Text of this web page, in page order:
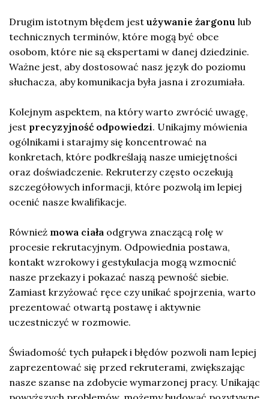
Drugim istotnym błędem jest używanie żargonu lub
technicznych terminów, które mogą być obce
osobom, które nie są ekspertami w danej dziedzinie.
Ważne jest, aby dostosować nasz język do poziomu
słuchacza, aby komunikacja była jasna i zrozumiała.
Kolejnym aspektem, na który warto zwrócić uwagę,
jest precyzyjność odpowiedzi. Unikajmy mówienia
ogólnikami i starajmy się koncentrować na
konkretach, które podkreślają nasze umiejętności
oraz doświadczenie. Rekruterzy często oczekują
szczegółowych informacji, które pozwolą im lepiej
ocenić nasze kwalifikacje.
Również mowa ciała odgrywa znaczącą rolę w
procesie rekrutacyjnym. Odpowiednia postawa,
kontakt wzrokowy i gestykulacja mogą wzmocnić
nasze przekazy i pokazać naszą pewność siebie.
Zamiast krzyżować ręce czy unikać spojrzenia, warto
prezentować otwartą postawę i aktywnie
uczestniczyć w rozmowie.
Świadomość tych pułapek i błędów pozwoli nam lepiej
zaprezentować się przed rekruterami, zwiększając
nasze szanse na zdobycie wymarzonej pracy. Unikając